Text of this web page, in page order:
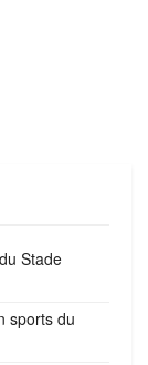
Stade
sports du